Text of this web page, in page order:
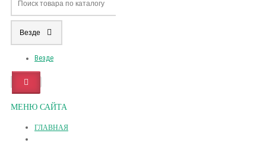
Везде
Везде
МЕНЮ САЙТА
ГЛАВНАЯ